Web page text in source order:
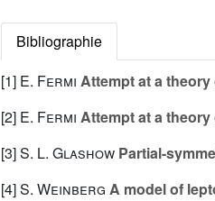
Bibliographie
[1] E. Fermi Attempt at a theory
[2] E. Fermi Attempt at a theory
[3]S. L. Glashow Partial-
[4]S. Weinberg A model of